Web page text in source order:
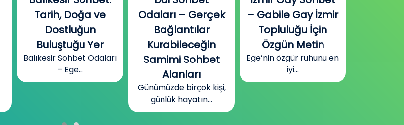
Tarih, Doğa ve
Dostluğun
Buluştuğu Yer
Balıkesir Sohbet Odaları
– Ege...
Odaları – Gerçek
Bağlantılar
Kurabileceğin
Samimi Sohbet
Alanları
Günümüzde birçok kişi,
günlük hayatın...
– Gabile Gay İzmir
Topluluğu İçin
Özgün Metin
Ege’nin özgür ruhunu en
iyi...